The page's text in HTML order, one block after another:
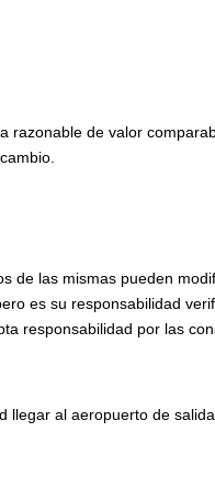
de valor
de las mismas pueden
es su responsabilidad
responsabilidad por las
llegar al aeropuerto de